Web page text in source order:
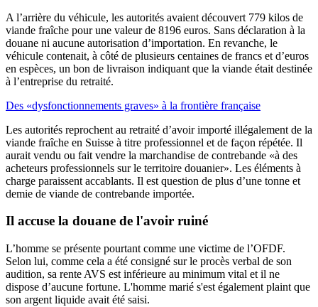
A l’arrière du véhicule, les autorités avaient découvert 779 kilos de
viande fraîche pour une valeur de 8196 euros. Sans déclaration à la
douane ni aucune autorisation d’importation. En revanche, le
véhicule contenait, à côté de plusieurs centaines de francs et d’euros
en espèces, un bon de livraison indiquant que la viande était destinée
à l’entreprise du retraité.
Des «dysfonctionnements graves» à la frontière française
Les autorités reprochent au retraité d’avoir importé illégalement de la
viande fraîche en Suisse à titre professionnel et de façon répétée. Il
aurait vendu ou fait vendre la marchandise de contrebande «à des
acheteurs professionnels sur le territoire douanier». Les éléments à
charge paraissent accablants. Il est question de plus d’une tonne et
demie de viande de contrebande importée.
Il accuse la douane de l'avoir ruiné
L’homme se présente pourtant comme une victime de l’OFDF.
Selon lui, comme cela a été consigné sur le procès verbal de son
audition, sa rente AVS est inférieure au minimum vital et il ne
dispose d’aucune fortune. L'homme marié s'est également plaint que
son argent liquide avait été saisi.